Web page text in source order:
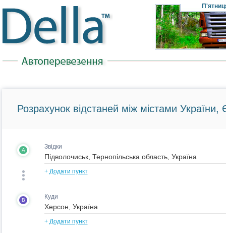
Розрахунок відстаней між містами України,
A Звідки
+ Додати пункт
B Куди
+ Додати пункт